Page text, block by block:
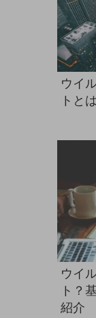
経営情報TOP
採用情報TOP
NTTドコモグループ
ウイ
トと
ウイ
ト？
紹介